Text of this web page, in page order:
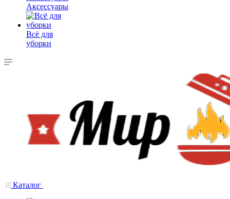
Аксессуары
Всё для
уборки
Каталог